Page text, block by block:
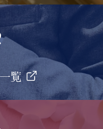
覧